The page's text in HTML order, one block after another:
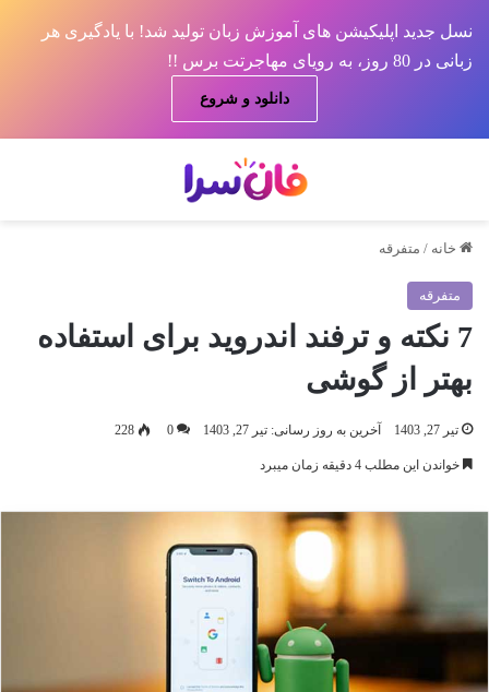
نسل جدید اپلیکیشن های آموزش زبان تولید شد! با یادگیری هر
زبانی در 80 روز، به رویای مهاجرتت برس !!
دانلود و شروع
خانه / متفرقه
متفرقه
7 نکته و ترفند اندروید برای استفاده
بهتر از گوشی
تیر 27, 1403 آخرین به روز رسانی: تیر 27, 1403 0
228
خواندن این مطلب 4 دقیقه زمان میبرد